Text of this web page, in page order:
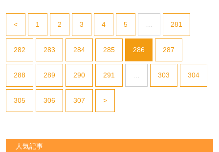
< 1 2 3 4 5 … 281
282 283 284 285 286 287
288 289 290 291 … 303 304
305 306 307 >
人気記事